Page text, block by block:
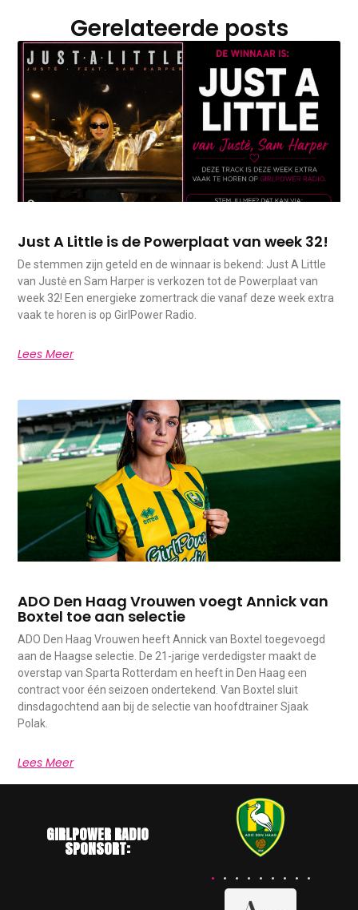
Gerelateerde posts
Just A Little is de Powerplaat van week 32!
De stemmen zijn geteld en de winnaar is bekend: Just A Little
van Justė en Sam Harper is verkozen tot de Powerplaat van
week 32! Een energieke zomertrack die vanaf deze week extra
vaak te horen is op GirlPower Radio.
Lees Meer
ADO Den Haag Vrouwen voegt Annick van
Boxtel toe aan selectie
ADO Den Haag Vrouwen heeft Annick van Boxtel toegevoegd
aan de Haagse selectie. De 21-jarige verdedigster maakt de
overstap van Sparta Rotterdam en heeft in Den Haag een
contract voor één seizoen ondertekend. Van Boxtel sluit
dinsdagochtend aan bij de selectie van hoofdtrainer Sjaak
Polak.
Lees Meer
GIRLPOWER RADIO
SPONSORT: